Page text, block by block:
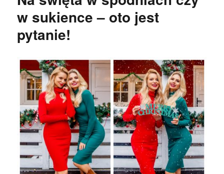
w sukience – oto jest
pytanie!